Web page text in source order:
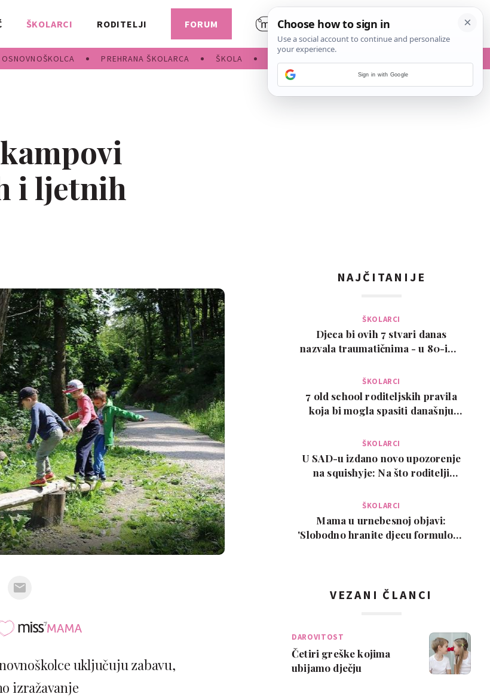
ŠKOLARCI
PREHRANA ŠKOLARCA ŠKOLA
RODITELJI FORUM
i ljetnih
uključuju zabavu,
izražavanje
NAJČITANIJE
ŠKOLARCI
Djeca bi ovih 7 stvari danas
nazvala traumatičnima - u 80-ima
ŠKOLARCI
7 old school roditeljskih pravila
koja bi mogla spasiti današnju
ŠKOLARCI
U SAD-u izdano novo upozorenje
na squishyje: Na što roditelji
ŠKOLARCI
Mama u urnebesnoj objavi:
'Slobodno hranite djecu formulom.
VEZANI ČLANCI
DAROVITOST
Četiri greške kojima
ubijamo dječju
Sign in with Google